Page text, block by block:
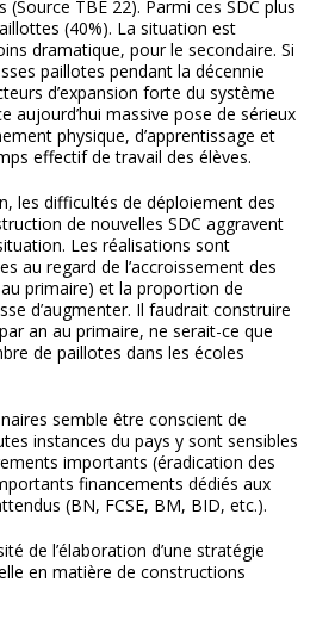
(Source TBE 22). Parmi ces SDC plus
(40%). La situation est
dramatique, pour le secondaire. Si
paillotes pendant la décennie
d’expansion forte du système
aujourd’hui massive pose de sérieux
physique, d’apprentissage et
effectif de travail des élèves.
les difficultés de déploiement des
de nouvelles SDC aggravent
Les réalisations sont
au regard de l’accroissement des
primaire) et la proportion de
d’augmenter. Il faudrait construire
an au primaire, ne serait-ce que
de paillotes dans les écoles
semble être conscient de
instances du pays y sont sensibles
importants (éradication des
financements dédiés aux
(BN, FCSE, BM, BID, etc.).
de l’élaboration d’une stratégie
en matière de constructions